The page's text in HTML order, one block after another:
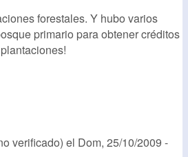
forestales. Y hubo varios
primario para obtener créditos
verificado) el Dom, 25/10/2009 -